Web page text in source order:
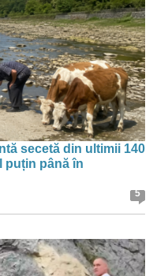
secetă din ultimii 140
puțin până în
5